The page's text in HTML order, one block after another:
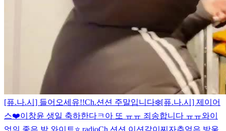
[퓨.나.시] 들어오세유!!Ch.션션 주말입니다❄️[퓨.나.시] 제이어
스❤️이창윤 생일 축하한다ㅋ 아 또 ㅠㅠ 죄송합니다 ㅠㅠ와이
엇의 좋은 밤 와이트⭐️ radioCh.션션 이션같이찌자추억은 방울